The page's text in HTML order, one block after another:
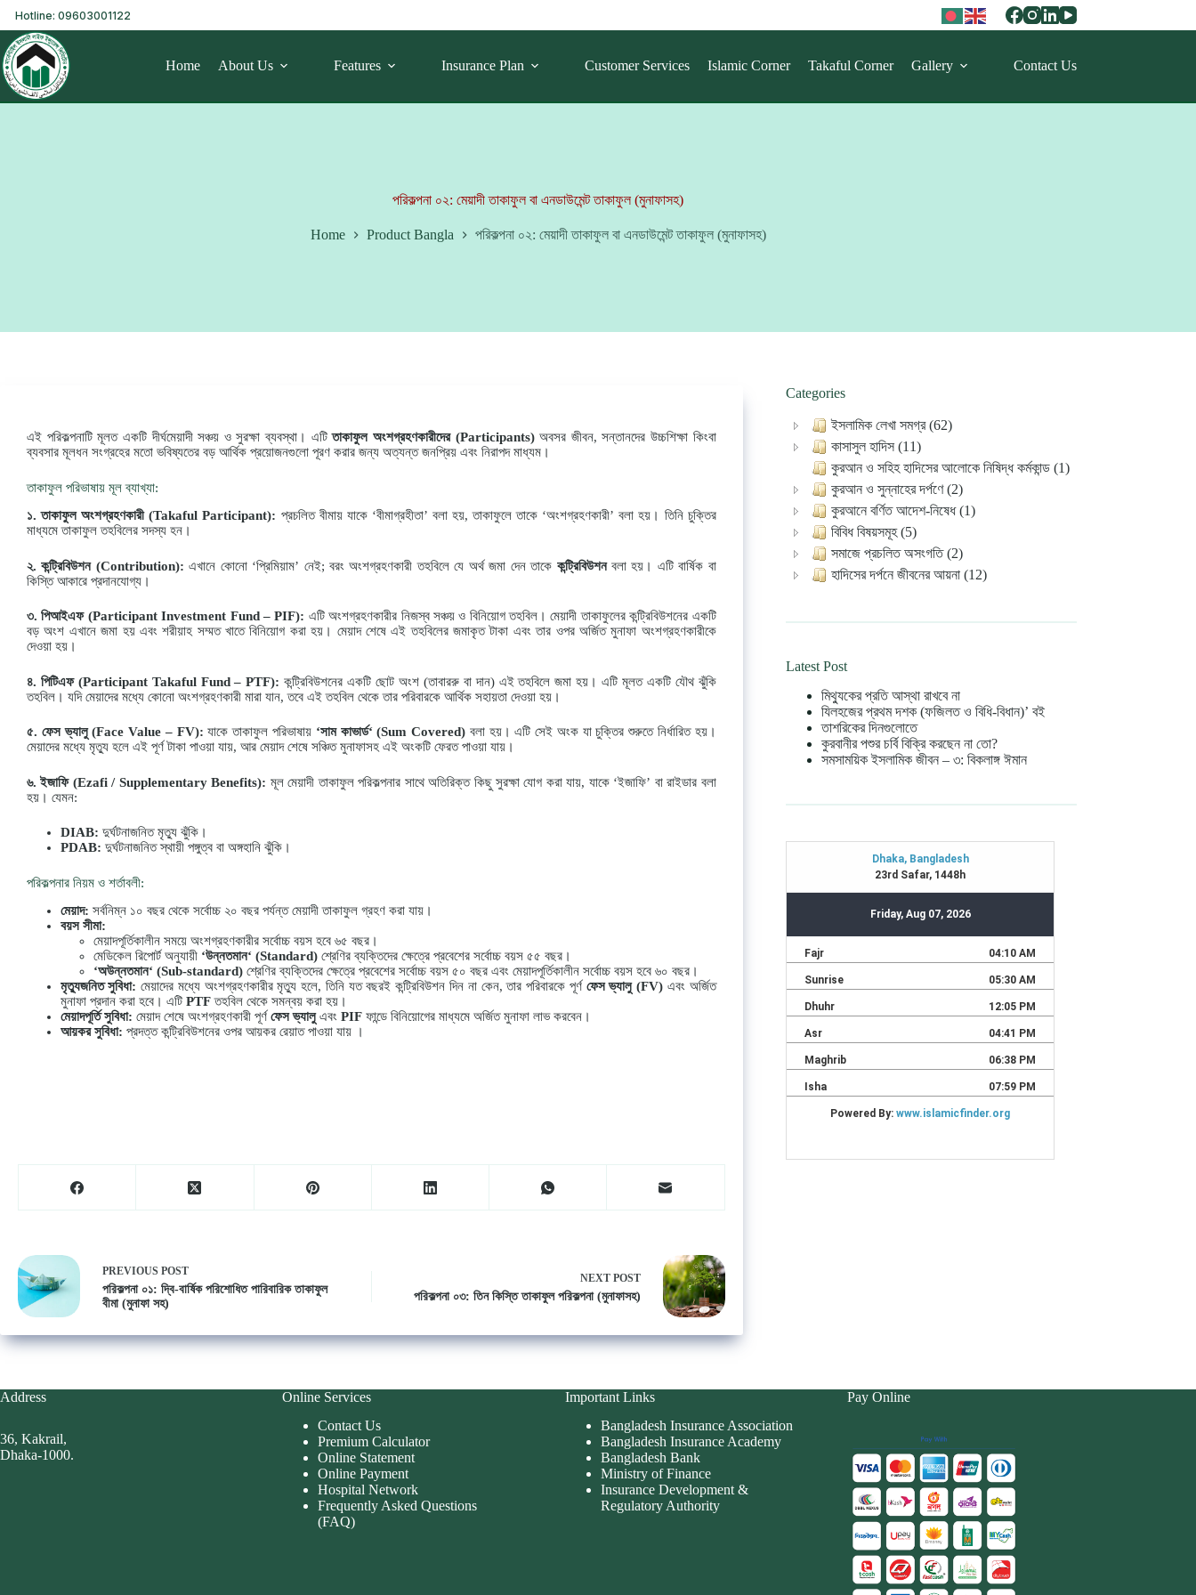
Hotline: 09603001122
Home About Us Features Insurance Plan Customer Services Islamic Corner Takaful Corner Gallery Contact Us
পরিকল্পনা ০২: মেয়াদী তাকাফুল বা এনডাউমেন্ট তাকাফুল (মুনাফাসহ)
Home Product Bangla পরিকল্পনা ০২: মেয়াদী তাকাফুল বা এনডাউমেন্ট তাকাফুল (মুনাফাসহ)
এই পরিকল্পনাটি মূলত একটি দীর্ঘমেয়াদী সঞ্চয় ও সুরক্ষা ব্যবস্থা। এটিতাকাফুল অংশগ্রহণকারীদের(Participants)অবসর জীবন, সন্তানদের উচ্চশিক্ষা কিংবা
ব্যবসার মূলধন সংগ্রহের মতো ভবিষ্যতের বড় আর্থিক প্রয়োজনগুলো পূরণ করার জন্য অত্যন্ত জনপ্রিয় এবং নিরাপদ মাধ্যম।
তাকাফুল পরিভাষায় মূল ব্যাখ্যা:
১.তাকাফুল অংশগ্রহণকারী(Takaful Participant): প্রচলিত বীমায় যাকে ‘বীমাগ্রহীতা’ বলা হয়, তাকাফুলে তাকে ‘অংশগ্রহণকারী’ বলা হয়। তিনি চুক্তির
মাধ্যমে তাকাফুল তহবিলের সদস্য হন।
২.কন্ট্রিবিউশন(Contribution): এখানে কোনো ‘প্রিমিয়াম’ নেই; বরং অংশগ্রহণকারী তহবিলে যে অর্থ জমা দেন তাকে কন্ট্রিবিউশনবলা হয়। এটি বার্ষিক বা
কিস্তি আকারে প্রদানযোগ্য।
৩.পিআইএফ(Participant Investment Fund – PIF): এটি অংশগ্রহণকারীর নিজস্ব সঞ্চয় ও বিনিয়োগ তহবিল। মেয়াদী তাকাফুলের কন্ট্রিবিউশনের একটি
বড় অংশ এখানে জমা হয় এবং শরীয়াহ সম্মত খাতে বিনিয়োগ করা হয়। মেয়াদ শেষে এই তহবিলের জমাকৃত টাকা এবং তার ওপর অর্জিত মুনাফা অংশগ্রহণকারীকে
দেওয়া হয়।
৪. পিটিএফ(Participant Takaful Fund – PTF): কন্ট্রিবিউশনের একটি ছোট অংশ (তাবাররু বা দান) এই তহবিলে জমা হয়। এটি মূলত একটি যৌথ ঝুঁকি
তহবিল। যদি মেয়াদের মধ্যে কোনো অংশগ্রহণকারী মারা যান, তবে এই তহবিল থেকে তার পরিবারকে আর্থিক সহায়তা দেওয়া হয়।
৫. ফেস ভ্যালু(Face Value – FV): যাকে তাকাফুল পরিভাষায় ‘সাম কাভার্ড‘ (Sum Covered) বলা হয়। এটি সেই অংক যা চুক্তির শুরুতে নির্ধারিত হয়।
মেয়াদের মধ্যে মৃত্যু হলে এই পূর্ণ টাকা পাওয়া যায়, আর মেয়াদ শেষে সঞ্চিত মুনাফাসহ এই অংকটি ফেরত পাওয়া যায়।
৬.ইজাফি(Ezafi / Supplementary Benefits): মূল মেয়াদী তাকাফুল পরিকল্পনার সাথে অতিরিক্ত কিছু সুরক্ষা যোগ করা যায়, যাকে ‘ইজাফি’ বা রাইডার বলা
হয়। যেমন:
DIAB: দুর্ঘটনাজনিত মৃত্যু ঝুঁকি।
PDAB: দুর্ঘটনাজনিত স্থায়ী পঙ্গুত্ব বা অঙ্গহানি ঝুঁকি।
পরিকল্পনার নিয়ম ও শর্তাবলী:
মেয়াদ: সর্বনিম্ন ১০ বছর থেকে সর্বোচ্চ ২০ বছর পর্যন্ত মেয়াদী তাকাফুল গ্রহণ করা যায়।
বয়স সীমা:
মেয়াদপূর্তিকালীন সময়ে অংশগ্রহণকারীর সর্বোচ্চ বয়স হবে ৬৫ বছর।
মেডিকেল রিপোর্ট অনুযায়ী ‘উন্নতমান‘ (Standard) শ্রেণির ব্যক্তিদের ক্ষেত্রে প্রবেশের সর্বোচ্চ বয়স ৫৫ বছর।
‘অউন্নতমান‘ (Sub-standard) শ্রেণির ব্যক্তিদের ক্ষেত্রে প্রবেশের সর্বোচ্চ বয়স ৫০ বছর এবং মেয়াদপূর্তিকালীন সর্বোচ্চ বয়স হবে ৬০ বছর।
মৃত্যুজনিত সুবিধা: মেয়াদের মধ্যে অংশগ্রহণকারীর মৃত্যু হলে, তিনি যত বছরই কন্ট্রিবিউশন দিন না কেন, তার পরিবারকে পূর্ণ ফেস ভ্যালু(FV) এবং অর্জিত
মুনাফা প্রদান করা হবে। এটি PTFতহবিল থেকে সমন্বয় করা হয়।
মেয়াদপূর্তি সুবিধা: মেয়াদ শেষে অংশগ্রহণকারী পূর্ণ ফেস ভ্যালুএবং PIFফান্ডে বিনিয়োগের মাধ্যমে অর্জিত মুনাফা লাভ করবেন।
আয়কর সুবিধা: প্রদত্ত কন্ট্রিবিউশনের ওপর আয়কর রেয়াত পাওয়া যায় ।
PREVIOUS POST
পরিকল্পনা ০১: দ্বি-বার্ষিক পরিশোধিত পারিবারিক তাকাফুল
বীমা (মুনাফা সহ)
NEXT POST
পরিকল্পনা ০৩: তিন কিস্তি তাকাফুল পরিকল্পনা (মুনাফাসহ)
Categories
ইসলামিক লেখা সমগ্র (62)
কাসাসুল হাদিস (11)
কুরআন ও সহিহ হাদিসের আলোকে নিষিদ্ধ কর্মকান্ড (1)
কুরআন ও সুন্নাহের দর্পণে (2)
কুরআনে বর্ণিত আদেশ-নিষেধ (1)
বিবিধ বিষয়সমূহ (5)
সমাজে প্রচলিত অসংগতি (2)
হাদিসের দর্পনে জীবনের আয়না (12)
Latest Post
মিথ্যুকের প্রতি আস্থা রাখবে না
যিলহজের প্রথম দশক (ফজিলত ও বিধি-বিধান)’ বই
তাশরিকের দিনগুলোতে
কুরবানীর পশুর চর্বি বিক্রি করছেন না তো?
সমসাময়িক ইসলামিক জীবন – ৩: বিকলাঙ্গ ঈমান
Address
36, Kakrail,
Dhaka-1000.
Online Services
Contact Us
Premium Calculator
Online Statement
Online Payment
Hospital Network
Frequently Asked Questions
(FAQ)
Important Links
Bangladesh Insurance Association
Bangladesh Insurance Academy
Bangladesh Bank
Ministry of Finance
Insurance Development &
Regulatory Authority
Pay Online